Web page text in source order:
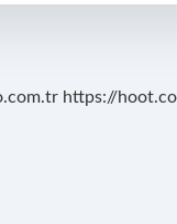
https://